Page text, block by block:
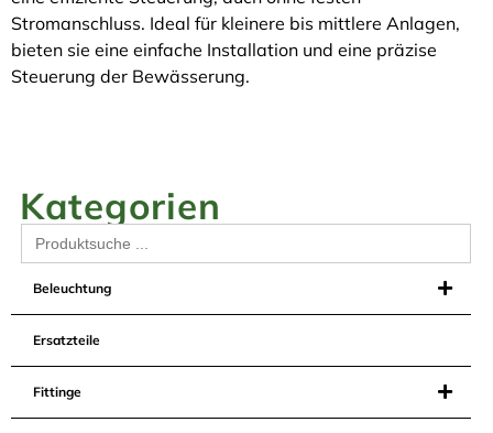
Stromanschluss. Ideal für kleinere bis mittlere Anlagen,
bieten sie eine einfache Installation und eine präzise
Steuerung der Bewässerung.
Kategorien
Search
for:
Beleuchtung
Ersatzteile
Fittinge